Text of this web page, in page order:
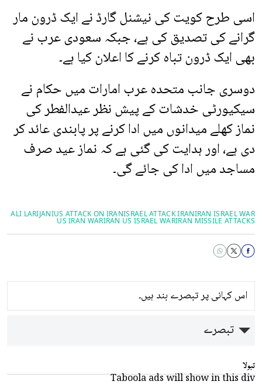
اسی طرح کویت کی نیشنل گارڈ نے ایک ڈرون مار
گرانے کی تصدیق کی ہے، جبکہ سعودی عرب نے
بھی ایک ڈرون تباہ کرنے کا اعلان کیا ہے۔
دوسری جانب متحدہ عرب امارات میں حکام نے
سیکیورٹی خدشات کے پیش نظر عیدالفطر کی
نماز کھلے میدانوں میں ادا کرنے پر پابندی عائد کر
دی ہے، اور ہدایت کی گئی ہے کہ نماز عید صرف
مساجد میں ادا کی جائے گی۔
IRAN ISRAEL WAR
ISRAEL ATTACK IRAN
US ATTACK ON IRAN
ALI LARIJANI
IRAN MISSILE ATTACKS
IRAN US ISRAEL WAR
US IRAN WAR
اس کہانی پر تبصرے بند ہیں۔
تبصرے
تبولا
Taboola ads will show in this div